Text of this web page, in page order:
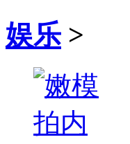
娱乐 >